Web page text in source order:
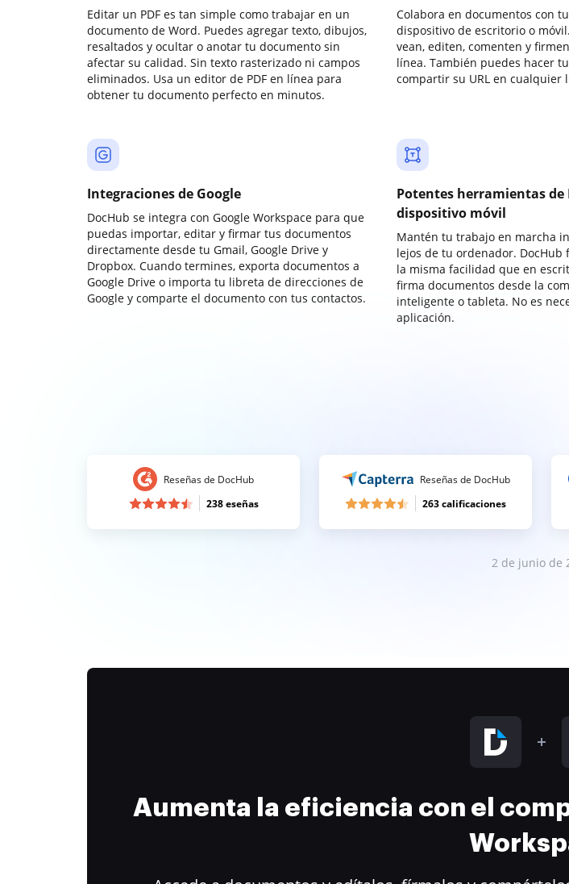
Editar un PDF es tan simple como trabajar en un
documento de Word. Puedes agregar texto, dibujos,
resaltados y ocultar o anotar tu documento sin
afectar su calidad. Sin texto rasterizado ni campos
eliminados. Usa un editor de PDF en línea para
obtener tu documento perfecto en minutos.
Colabora en documentos con
dispositivo de escritorio o
vean, editen, comenten y
línea. También puedes hacer
compartir su URL en cualquier
Integraciones de Google
DocHub se integra con Google Workspace para que
puedas importar, editar y firmar tus documentos
directamente desde tu Gmail, Google Drive y
Dropbox. Cuando termines, exporta documentos a
Google Drive o importa tu libreta de direcciones de
Google y comparte el documento con tus contactos.
Potentes herramientas de
dispositivo móvil
Mantén tu trabajo en marcha
lejos de tu ordenador. DocHub
la misma facilidad que en
firma documentos desde la
inteligente o tableta. No es
aplicación.
Reseñas de DocHub
238 eseñas
Reseñas de DocHub
263 calificaciones
2 de junio de
Aumenta la eficiencia con el